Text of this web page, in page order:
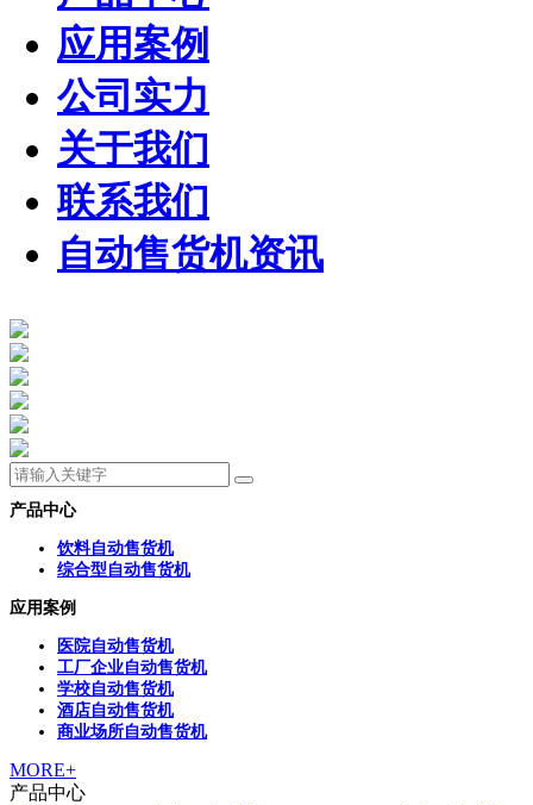
应用案例
公司实力
关于我们
联系我们
自动售货机资讯
产品中心
饮料自动售货机
综合型自动售货机
应用案例
医院自动售货机
工厂企业自动售货机
学校自动售货机
酒店自动售货机
商业场所自动售货机
MORE+
产品中心